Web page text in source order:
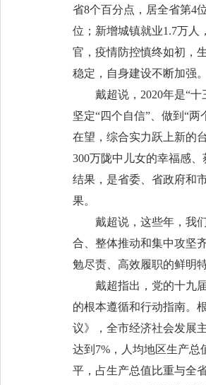
省8个百分点，居全省第4
位；新增城镇就业1.7万人
官，疫情防控慎终如初，
稳定，自身建设不断加强。
戴超说，2020年是“十
坚定“四个自信”、做到“
在望，综合实力跃上新的
300万陇中儿女的幸福感
结果，是省委、省政府和
果。
戴超说，这些年，我们
合、整体推动和集中攻坚
勉尽责、高效履职的鲜明特
戴超指出，党的十九届
的根本遵循和行动指南。
议》，全市经济社会发展
达到7%，人均地区生产总
平，占生产总值比重与全